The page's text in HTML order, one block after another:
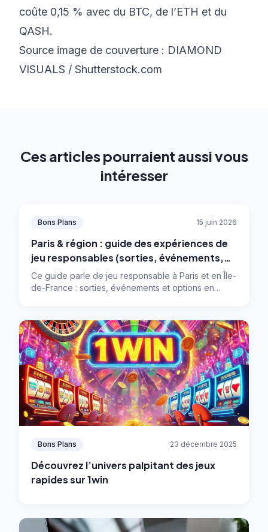
coûte 0,15 % avec du BTC, de l’ETH et du
QASH.
Source image de couverture : DIAMOND
VISUALS / Shutterstock.com
Ces articles pourraient aussi vous
intéresser
Bons Plans 15 juin 2026
Paris & région : guide des expériences de
jeu responsables (sorties, événements,
numérique)
Ce guide parle de jeu responsable à Paris et en Île-
de-France : sorties, événements et options en
Bons Plans 23 décembre 2025
Découvrez l’univers palpitant des jeux
rapides sur 1win